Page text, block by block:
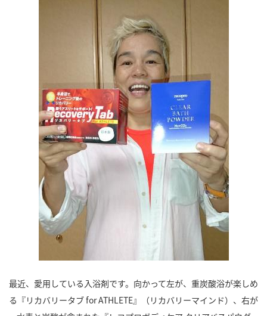
最近、愛用している入浴剤です。向かって左が、重炭酸浴が楽しめ
る『リカバリータブ for ATHLETE』（リカバリーマインド）、右が